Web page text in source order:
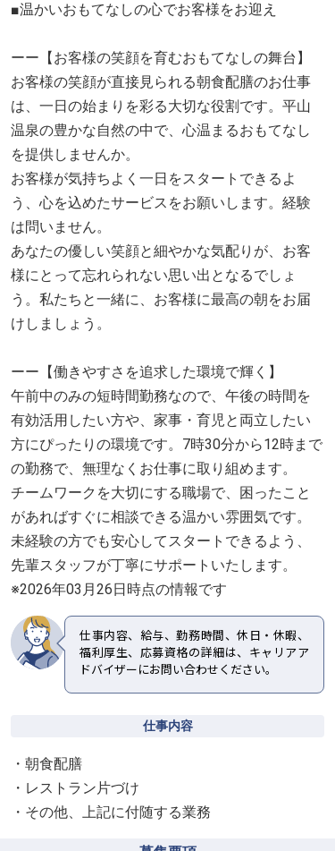
■温かいおもてなしの心でお客様をお迎え
ーー【お客様の笑顔を育むおもてなしの舞台】
お客様の笑顔が直接見られる朝食配膳のお仕事
は、一日の始まりを彩る大切な役割です。平山
温泉の豊かな自然の中で、心温まるおもてなし
を提供しませんか。
お客様が気持ちよく一日をスタートできるよ
う、心を込めたサービスをお願いします。経験
は問いません。
あなたの優しい笑顔と細やかな気配りが、お客
様にとって忘れられない思い出となるでしょ
う。私たちと一緒に、お客様に最高の朝をお届
けしましょう。
ーー【働きやすさを追求した環境で輝く】
午前中のみの短時間勤務なので、午後の時間を
有効活用したい方や、家事・育児と両立したい
方にぴったりの環境です。7時30分から12時まで
の勤務で、無理なくお仕事に取り組めます。
チームワークを大切にする職場で、困ったこと
があればすぐに相談できる温かい雰囲気です。
未経験の方でも安心してスタートできるよう、
先輩スタッフが丁寧にサポートいたします。
※2026年03月26日時点の情報です
仕事内容、給与、勤務時間、休日・休暇、
福利厚生、応募資格の詳細は、キャリアア
ドバイザーにお問い合わせください。
仕事内容
・朝食配膳
・レストラン片づけ
・その他、上記に付随する業務